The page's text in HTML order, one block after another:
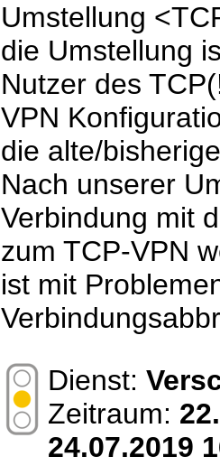
Umstellung
die Umstellung
Nutzer des
VPN
die alte/
Nach unserer
Verbindung mit
zum TCP-VPN
ist mit
Dienst:
Zeitraum:
24.07.2019